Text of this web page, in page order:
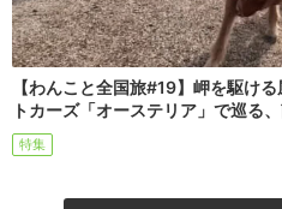
【わんこと全国旅#19】岬を駆け
トカーズ「オーステリア」で巡る
特集